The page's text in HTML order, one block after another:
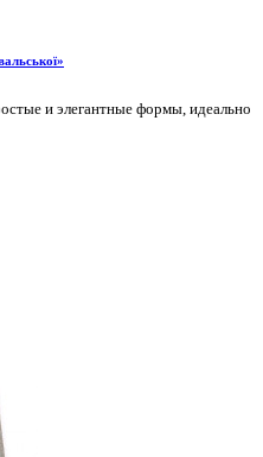
и элегантные формы, идеально